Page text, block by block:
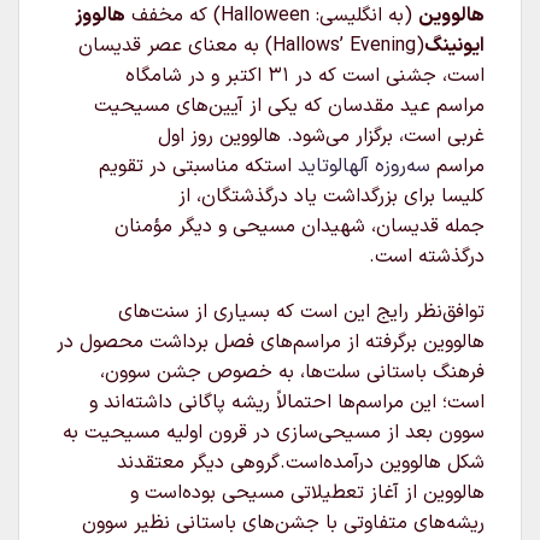
هالووین (به انگلیسی: Halloween) که مخفف هالووز
ایونینگ
(Hallows’ Evening) به معنای عصر قدیسان
است، جشنی است که در ۳۱ اکتبر و در شامگاه
مراسم عید مقدسان که یکی از آیین‌های مسیحیت
غربی است، برگزار می‌شود. هالووین روز اول
مراسم سه‌روزه آلهالوتاید استکه مناسبتی در تقویم
کلیسا برای بزرگداشت یاد درگذشتگان، از
جمله قدیسان، شهیدان مسیحی و دیگر مؤمنان
درگذشته است.
توافق‌نظر رایج این است که بسیاری از سنت‌های
هالووین برگرفته از مراسم‌های فصل برداشت محصول در
فرهنگ باستانی سلت‌ها، به خصوص جشن سوون،
است؛ این مراسم‌ها احتمالاً ریشه پاگانی داشته‌اند و
سوون بعد از مسیحی‌سازی در قرون اولیه مسیحیت به
شکل هالووین درآمده‌است.گروهی دیگر معتقدند
هالووین از آغاز تعطیلاتی مسیحی بوده‌است و
ریشه‌های متفاوتی با جشن‌های باستانی نظیر سوون